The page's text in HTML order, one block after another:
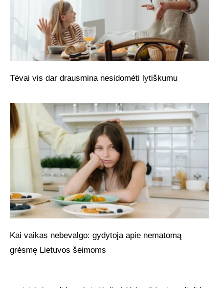
Tėvai vis dar drausmina nesidomėti lytiškumu
Kai vaikas nebevalgo: gydytoja apie nematomą
grėsmę Lietuvos šeimoms